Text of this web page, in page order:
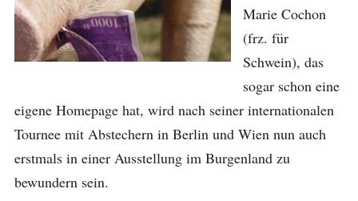
Marie Cochon
(frz. für
Schwein), das
sogar schon eine
eigene Homepage hat, wird nach seiner internationalen
Tournee mit Abstechern in Berlin und Wien nun auch
erstmals in einer Ausstellung im Burgenland zu
bewundern sein.